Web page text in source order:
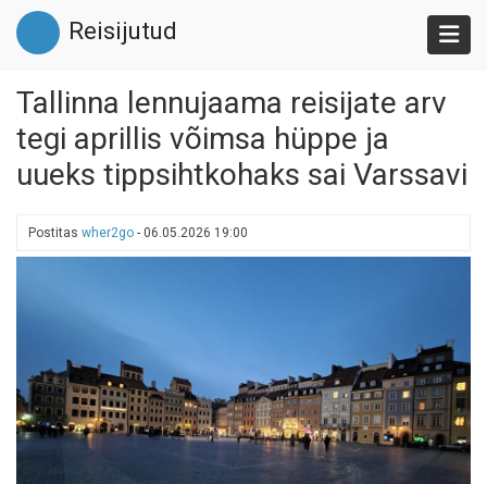
Liigu
edasi
põhisisu
Reisijutud
Tallinna lennujaama reisijate arv
tegi aprillis võimsa hüppe ja
uueks tippsihtkohaks sai Varssavi
Postitas wher2go - 06.05.2026 19:00